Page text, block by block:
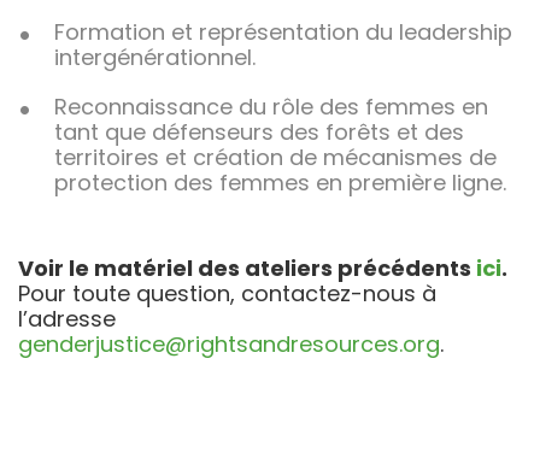
Formation et représentation du leadership
intergénérationnel.
Reconnaissance du rôle des femmes en
tant que défenseurs des forêts et des
territoires et création de mécanismes de
protection des femmes en première ligne.
Voir le matériel des ateliers précédents ici.
Pour toute question, contactez-nous à
l’adresse
genderjustice@rightsandresources.org.